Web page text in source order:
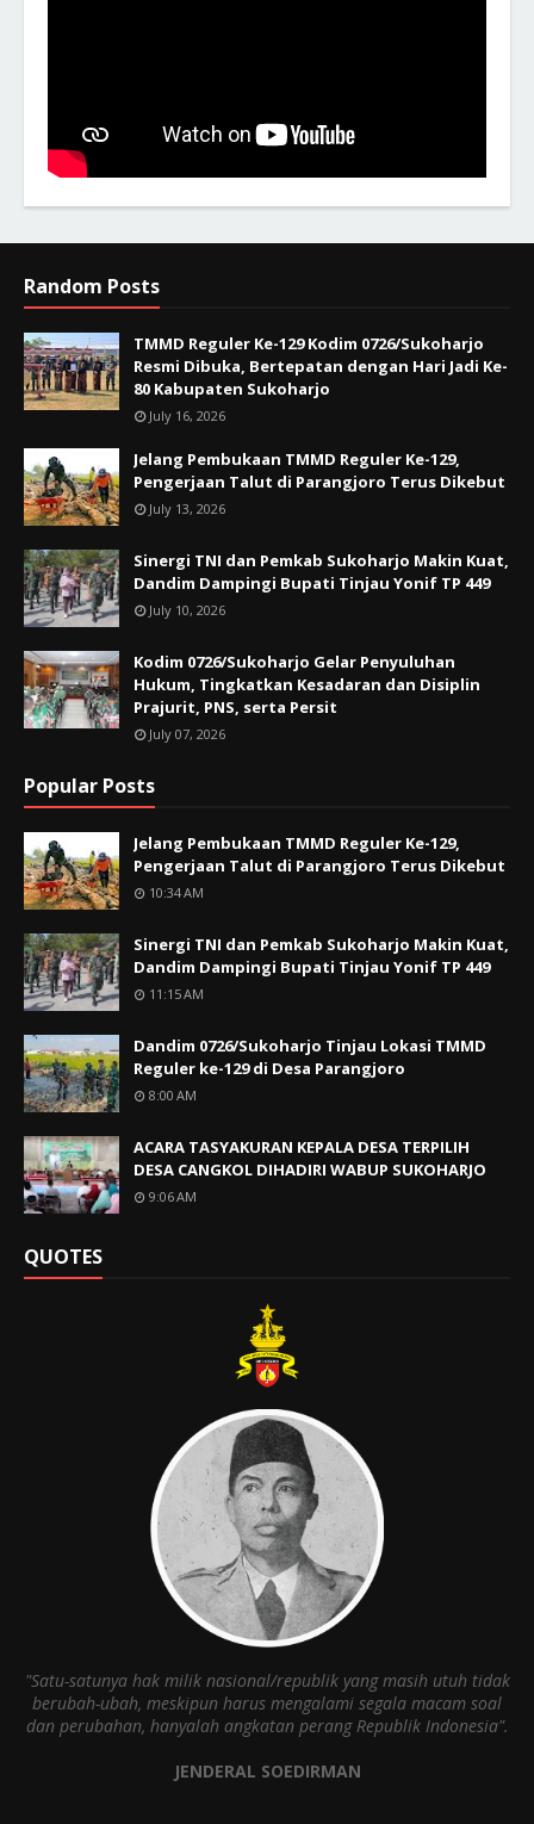
Random Posts
TMMD Reguler Ke-129 Kodim 0726/Sukoharjo
Resmi Dibuka, Bertepatan dengan Hari Jadi Ke-
80 Kabupaten Sukoharjo
July 16, 2026
Jelang Pembukaan TMMD Reguler Ke-129,
Pengerjaan Talut di Parangjoro Terus Dikebut
July 13, 2026
Sinergi TNI dan Pemkab Sukoharjo Makin Kuat,
Dandim Dampingi Bupati Tinjau Yonif TP 449
July 10, 2026
Kodim 0726/Sukoharjo Gelar Penyuluhan
Hukum, Tingkatkan Kesadaran dan Disiplin
Prajurit, PNS, serta Persit
July 07, 2026
Popular Posts
Jelang Pembukaan TMMD Reguler Ke-129,
Pengerjaan Talut di Parangjoro Terus Dikebut
10:34 AM
Sinergi TNI dan Pemkab Sukoharjo Makin Kuat,
Dandim Dampingi Bupati Tinjau Yonif TP 449
11:15 AM
Dandim 0726/Sukoharjo Tinjau Lokasi TMMD
Reguler ke-129 di Desa Parangjoro
8:00 AM
ACARA TASYAKURAN KEPALA DESA TERPILIH
DESA CANGKOL DIHADIRI WABUP SUKOHARJO
9:06 AM
QUOTES
"Satu-satunya hak milik nasional/republik yang masih utuh tidak
berubah-ubah, meskipun harus mengalami segala macam soal
dan perubahan, hanyalah angkatan perang Republik Indonesia".
JENDERAL SOEDIRMAN